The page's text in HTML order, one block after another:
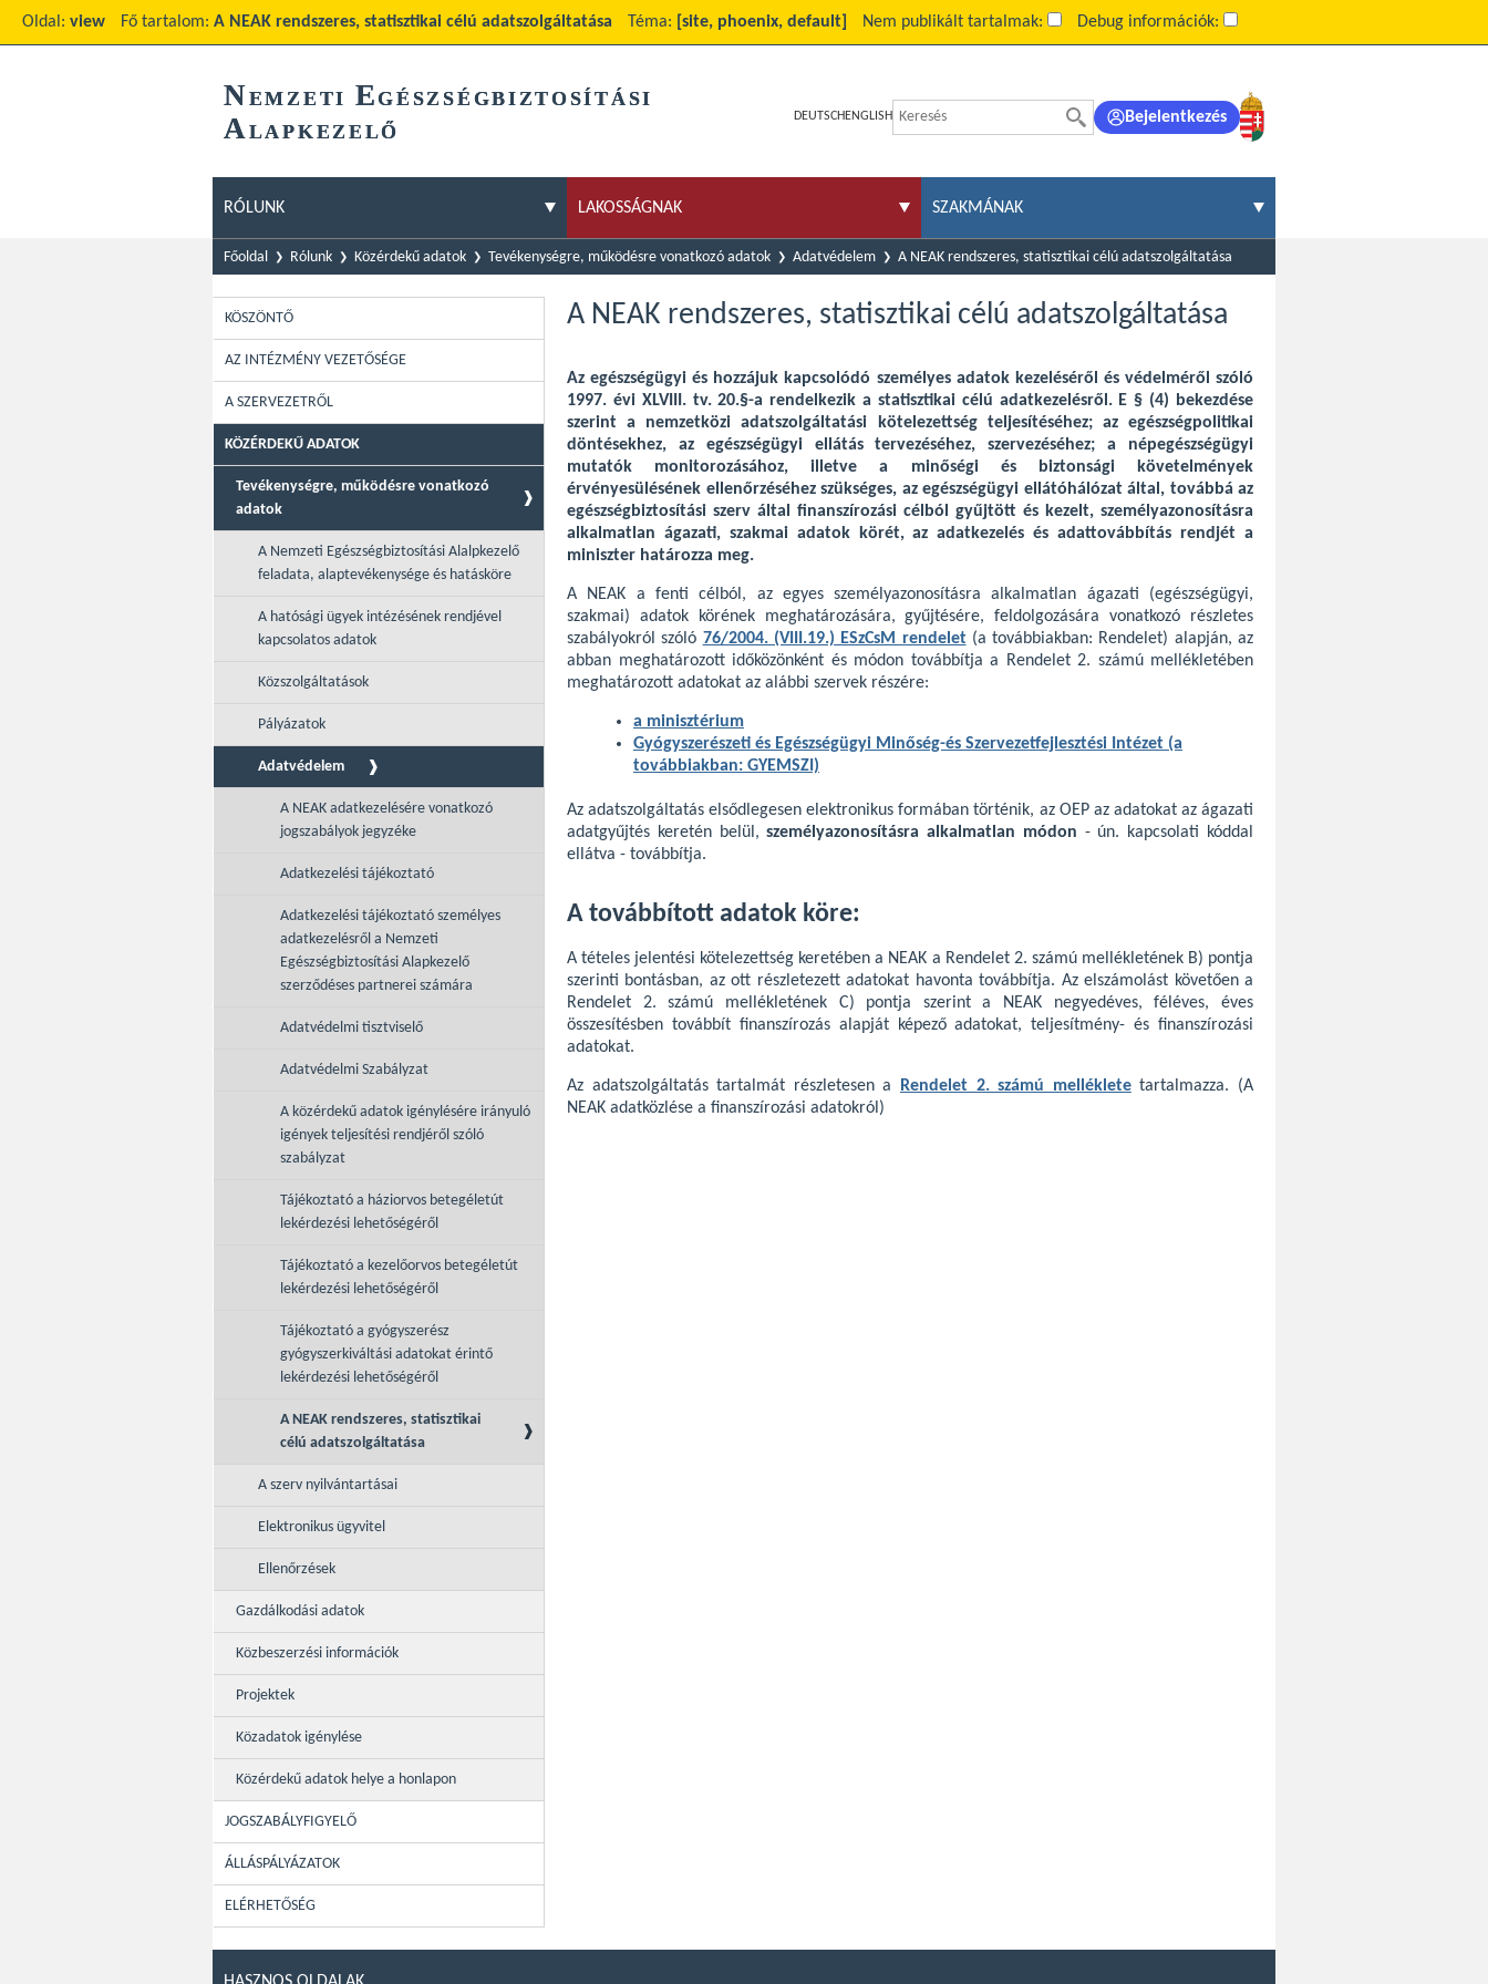
Oldal: view Fő tartalom: A NEAK rendszeres, statisztikai célú adatszolgáltatása Téma: [site, phoenix, default] Nem publikált tartalmak: Debug információk:
NEMZETI EGÉSZSÉGBIZTOSÍTÁSI
ALAPKEZELŐ
DEUTSCH ENGLISH Bejelentkezés
RÓLUNK LAKOSSÁGNAK SZAKMÁNAK
Főoldal Rólunk Közérdekű adatok Tevékenységre, működésre vonatkozó adatok Adatvédelem A NEAK rendszeres, statisztikai célú adatszolgáltatása
KÖSZÖNTŐ
AZ INTÉZMÉNY VEZETŐSÉGE
A SZERVEZETRŐL
KÖZÉRDEKŰ ADATOK
Tevékenységre, működésre vonatkozó
adatok
A Nemzeti Egészségbiztosítási Alalpkezelő
feladata, alaptevékenysége és hatásköre
A hatósági ügyek intézésének rendjével
kapcsolatos adatok
Közszolgáltatások
Pályázatok
Adatvédelem
A NEAK adatkezelésére vonatkozó
jogszabályok jegyzéke
Adatkezelési tájékoztató
Adatkezelési tájékoztató személyes
adatkezelésről a Nemzeti
Egészségbiztosítási Alapkezelő
szerződéses partnerei számára
Adatvédelmi tisztviselő
Adatvédelmi Szabályzat
A közérdekű adatok igénylésére irányuló
igények teljesítési rendjéről szóló
szabályzat
Tájékoztató a háziorvos betegéletút
lekérdezési lehetőségéről
Tájékoztató a kezelőorvos betegéletút
lekérdezési lehetőségéről
Tájékoztató a gyógyszerész
gyógyszerkiváltási adatokat érintő
lekérdezési lehetőségéről
A NEAK rendszeres, statisztikai
célú adatszolgáltatása
A szerv nyilvántartásai
Elektronikus ügyvitel
Ellenőrzések
Gazdálkodási adatok
Közbeszerzési információk
Projektek
Közadatok igénylése
Közérdekű adatok helye a honlapon
JOGSZABÁLYFIGYELŐ
ÁLLÁSPÁLYÁZATOK
ELÉRHETŐSÉG
A NEAK rendszeres, statisztikai célú adatszolgáltatása
Az egészségügyi és hozzájuk kapcsolódó személyes adatok kezeléséről és védelméről szóló
1997. évi XLVIII. tv. 20.§-a rendelkezik a statisztikai célú adatkezelésről. E § (4) bekezdése
szerint a nemzetközi adatszolgáltatási kötelezettség teljesítéséhez; az egészségpolitikai
döntésekhez, az egészségügyi ellátás tervezéséhez, szervezéséhez; a népegészségügyi
mutatók monitorozásához, illetve a minőségi és biztonsági követelmények
érvényesülésének ellenőrzéséhez szükséges, az egészségügyi ellátóhálózat által, továbbá az
egészségbiztosítási szerv által finanszírozási célból gyűjtött és kezelt, személyazonosításra
alkalmatlan ágazati, szakmai adatok körét, az adatkezelés és adattovábbítás rendjét a
miniszter határozza meg.
A NEAK a fenti célból, az egyes személyazonosításra alkalmatlan ágazati (egészségügyi,
szakmai) adatok körének meghatározására, gyűjtésére, feldolgozására vonatkozó részletes
szabályokról szóló 76/2004. (VIII.19.) ESzCsM rendelet(a továbbiakban: Rendelet) alapján, az
abban meghatározott időközönként és módon továbbítja a Rendelet 2. számú mellékletében
meghatározott adatokat az alábbi szervek részére:
a minisztérium
Gyógyszerészeti és Egészségügyi Minőség-és Szervezetfejlesztési Intézet (a
továbbiakban: GYEMSZI)
Az adatszolgáltatás elsődlegesen elektronikus formában történik, az OEP az adatokat az ágazati
adatgyűjtés keretén belül,személyazonosításra alkalmatlan módon - ún. kapcsolati kóddal
ellátva - továbbítja.
A továbbított adatok köre:
A tételes jelentési kötelezettség keretében a NEAK a Rendelet 2. számú mellékletének B) pontja
szerinti bontásban, az ott részletezett adatokat havonta továbbítja. Az elszámolást követően a
Rendelet 2. számú mellékletének C) pontja szerint a NEAK negyedéves, féléves, éves
összesítésben továbbít finanszírozás alapját képező adatokat, teljesítmény- és finanszírozási
adatokat.
Az adatszolgáltatás tartalmát részletesen a Rendelet 2. számú mellékletetartalmazza. (A
NEAK adatközlése a finanszírozási adatokról)